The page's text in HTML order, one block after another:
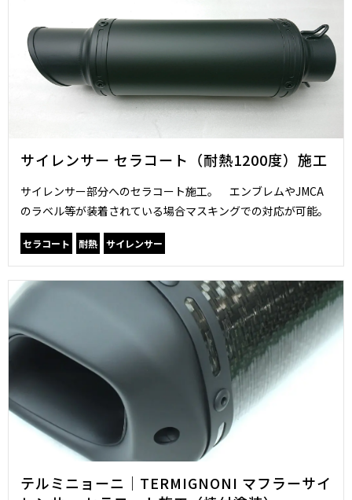
サイレンサー セラコート（耐熱1200度）施工
サイレンサー部分へのセラコート施工。 エンブレムやJMCA
のラベル等が装着されている場合マスキングでの対応が可能。
セラコート 耐熱 サイレンサー
テルミニョーニ｜TERMIGNONI マフラーサイ